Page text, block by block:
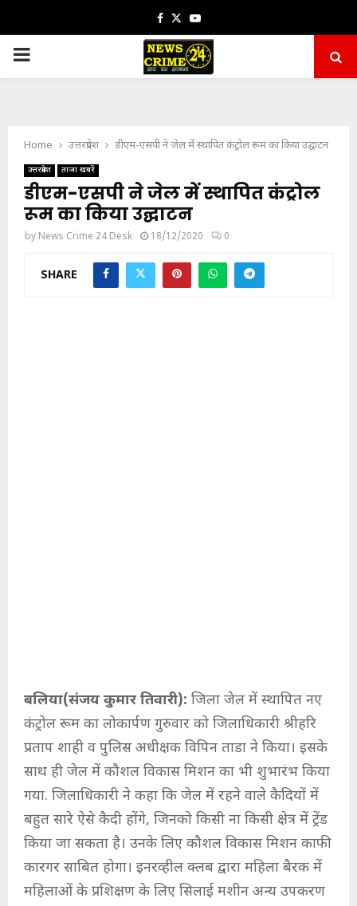
Facebook
TwitterYoutube
PRIMARY
Home उत्तरप्रदेश डीएम-एसपी ने जेल में स्थापित कंट्रोल रूम का किया उद्घाटन
उत्तरप्रदेश ताजा खबरें
डीएम-एसपी ने जेल में स्थापित कंट्रोल
रूम का किया उद्घाटन
by News Crime 24 Desk 18/12/2020 0
SHARE
बलिया(संजय कुमार तिवारी): जिला जेल में स्थापित नए
कंट्रोल रूम का लोकार्पण गुरुवार को जिलाधिकारी श्रीहरि
प्रताप शाही व पुलिस अधीक्षक विपिन ताडा ने किया। इसके
साथ ही जेल में कौशल विकास मिशन का भी शुभारंभ किया
गया. जिलाधिकारी ने कहा कि जेल में रहने वाले कैदियों में
बहुत सारे ऐसे कैदी होंगे, जिनको किसी ना किसी क्षेत्र में ट्रेंड
किया जा सकता है। उनके लिए कौशल विकास मिशन काफी
कारगर साबित होगा। इनरव्हील क्लब द्वारा महिला बैरक में
महिलाओं के प्रशिक्षण के लिए सिलाई मशीन अन्य उपकरण